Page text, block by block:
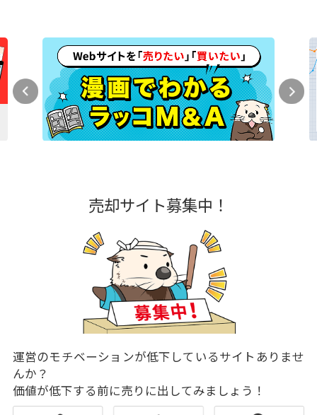
売却サイト募集中！
運営のモチベーションが低下しているサイトありませ
んか？
価値が低下する前に売りに出してみましょう！